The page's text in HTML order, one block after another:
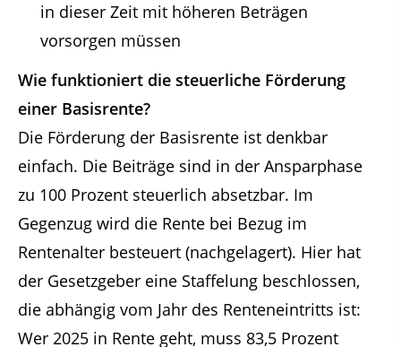
in dieser Zeit mit höheren Beträgen
vorsorgen müssen
Wie funktioniert die steuerliche Förderung
einer Basisrente?
Die Förderung der Basisrente ist denkbar
einfach. Die Beiträge sind in der Ansparphase
zu 100 Prozent steuerlich absetzbar. Im
Gegenzug wird die Rente bei Bezug im
Rentenalter besteuert (nachgelagert). Hier hat
der Gesetzgeber eine Staffelung beschlossen,
die abhängig vom Jahr des Renteneintritts ist:
Wer 2025 in Rente geht, muss 83,5 Prozent